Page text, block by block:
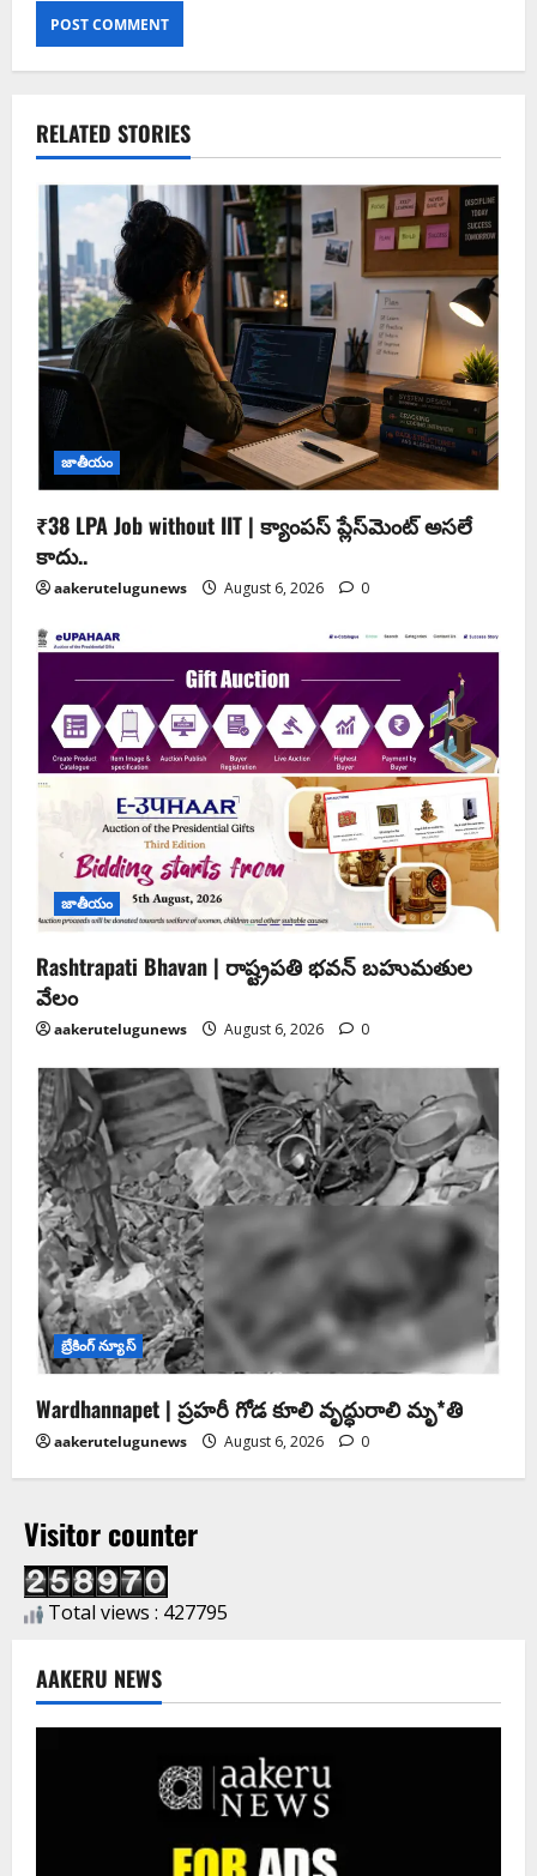
RELATED STORIES
జాతీయం
₹38 LPA Job without IIT | క్యాంపస్ ప్లేస్‌మెంట్ అసలే
కాదు..
aakerutelugunews August 6, 2026 0
జాతీయం
Rashtrapati Bhavan | రాష్ట్రపతి భవన్ బహుమతుల
వేలం
aakerutelugunews August 6, 2026 0
బ్రేకింగ్ న్యూస్
Wardhannapet | ప్రహరీ గోడ కూలి వృద్ధురాలి మృ*తి
aakerutelugunews August 6, 2026 0
Visitor counter
Total views : 427795
AAKERU NEWS